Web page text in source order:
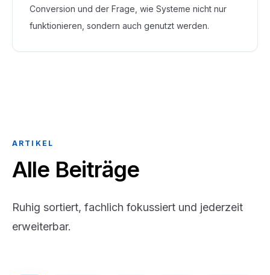
Conversion und der Frage, wie Systeme nicht nur
funktionieren, sondern auch genutzt werden.
ARTIKEL
Alle Beiträge
Ruhig sortiert, fachlich fokussiert und jederzeit
erweiterbar.